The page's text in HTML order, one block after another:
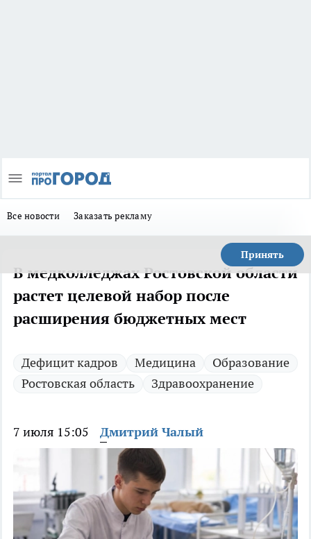
Все новости Заказать рекламу
Принять
В медколледжах Ростовской области
растет целевой набор после
расширения бюджетных мест
Дефицит кадров Медицина
Образование
Ростовская область
Здравоохранение
7 июля 15:05 Дмитрий Чалый